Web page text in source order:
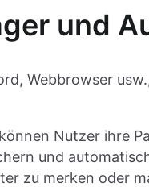
und
Webbrowser
Nutzer ihre
und
zu merken oder